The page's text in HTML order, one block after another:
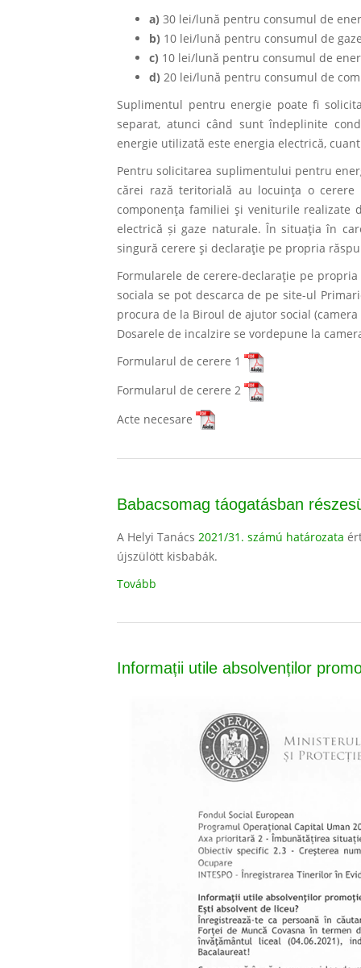
a) 30 lei/lună pentru consumul de
b) 10 lei/lună pentru consumul de
c) 10 lei/lună pentru consumul de
d) 20 lei/lună pentru consumul de
Suplimentul pentru energie poate fi
separat, atunci când sunt îndeplinite
energie utilizată este energia electrică,
Pentru solicitarea suplimentului pentru
cărei rază teritorială au locuinţa o
componenţa familiei şi veniturile realizate
electrică și gaze naturale. În situaţia în
singură cerere şi declaraţie pe propria
Formularele de cerere-declaraţie pe
sociala se pot descarca de pe site-ul
procura de la Biroul de ajutor social
Dosarele de incalzire se vordepune la
Formularul de cerere 1
Formularul de cerere 2
Acte necesare
Babacsomag táogatásban
A Helyi Tanács 2021/31. számú határozata
újszülött kisbabák.
Tovább
Informații utile absolvenților